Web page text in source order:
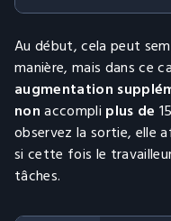
19
23
{
    std
::
Au début, cela peut
manière, mais dans ce
augmentation
nonaccompli plus de
observez la sortie, elle
si cette fois le
tâches.